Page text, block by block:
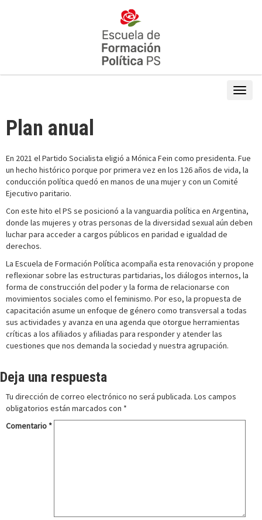
Plan anual
En 2021 el Partido Socialista eligió a Mónica Fein como presidenta. Fue
un hecho histórico porque por primera vez en los 126 años de vida, la
conducción política quedó en manos de una mujer y con un Comité
Ejecutivo paritario.
Con este hito el PS se posicionó a la vanguardia política en Argentina,
donde las mujeres y otras personas de la diversidad sexual aún deben
luchar para acceder a cargos públicos en paridad e igualdad de
derechos.
La Escuela de Formación Política acompaña esta renovación y propone
reflexionar sobre las estructuras partidarias, los diálogos internos, la
forma de construcción del poder y la forma de relacionarse con
movimientos sociales como el feminismo. Por eso, la propuesta de
capacitación asume un enfoque de género como transversal a todas
sus actividades y avanza en una agenda que otorgue herramientas
críticas a los afiliados y afiliadas para responder y atender las
cuestiones que nos demanda la sociedad y nuestra agrupación.
Deja una respuesta
Tu dirección de correo electrónico no será publicada. Los campos
obligatorios están marcados con *
Comentario *